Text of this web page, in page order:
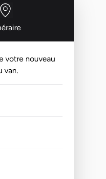
votre nouveau
van.